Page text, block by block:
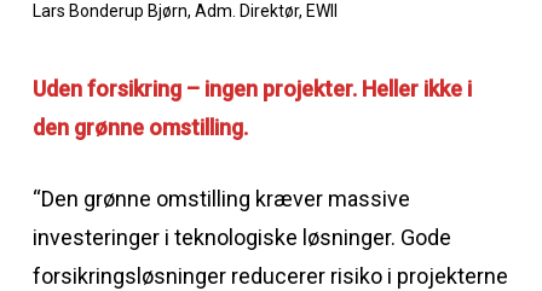
Lars Bonderup Bjørn, Adm. Direktør, EWII
Uden forsikring – ingen projekter. Heller ikke i
den grønne omstilling.
“Den grønne omstilling kræver massive
investeringer i teknologiske løsninger. Gode
forsikringsløsninger reducerer risiko i projekterne